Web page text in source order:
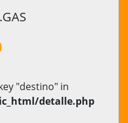
"destino" in
detalle.php